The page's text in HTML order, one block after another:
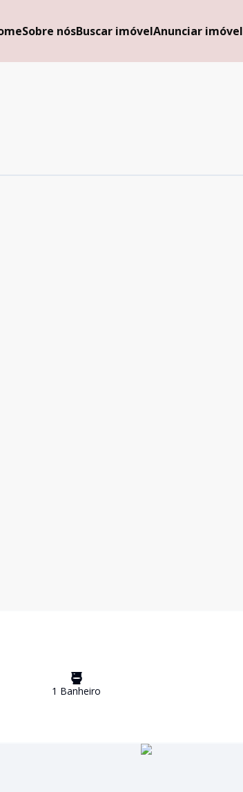
Sobre nósBuscar imóvelAnunciar imóvel
1 Banheiro